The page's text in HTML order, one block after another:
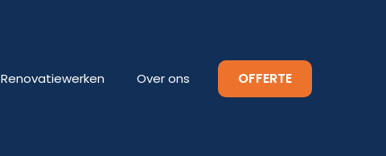
Renovatiewerken Over ons OFFERTE